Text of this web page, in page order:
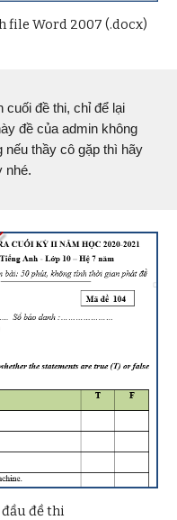
file Word 2007 (.docx)
cuối đề thi, chỉ để lại
đề của admin không
nếu thầy cô gặp thì hãy
nhé.
đầu đề thi